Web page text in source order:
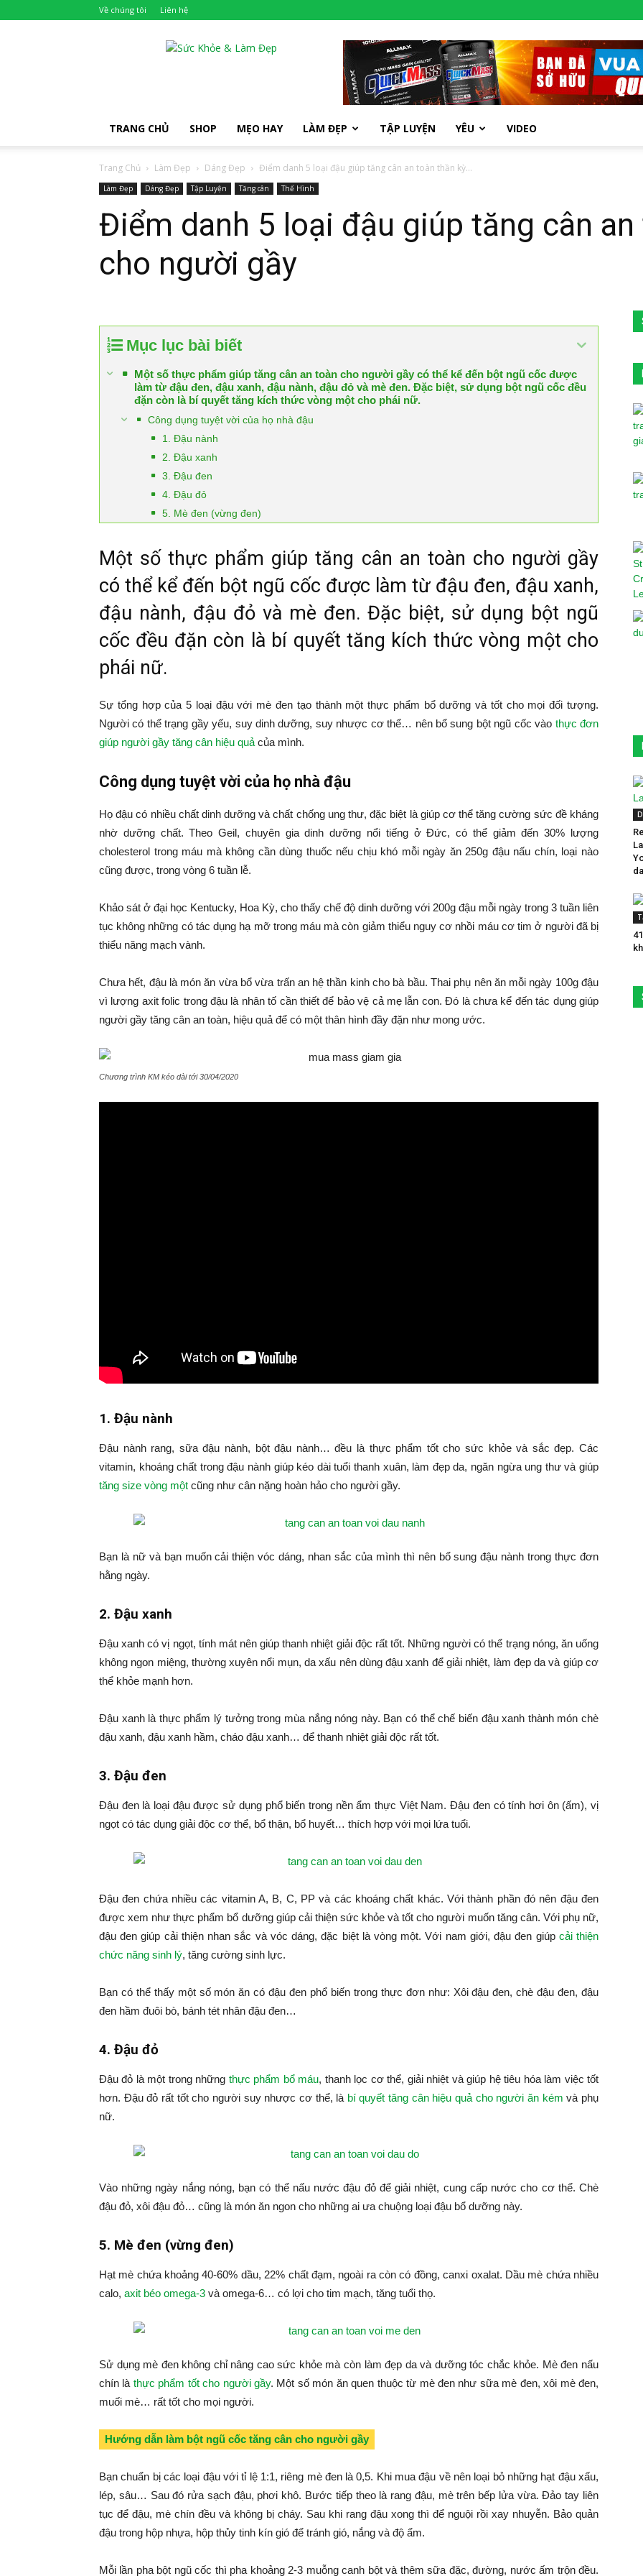
Về chúng tôi Liên hệ
TRANG CHỦ SHOP MẸO HAY LÀM ĐẸP TẬP LUYỆN YÊU VIDEO
Trang Chủ Làm Đẹp Dáng Đẹp Điểm danh 5 loại đậu giúp tăng cân an toàn thần kỳ...
Làm Đẹp Dáng Đẹp Tập Luyện Tăng cân Thể Hình
Điểm danh 5 loại đậu giúp tăng cân
cho người gầy
Mục lục bài biết
Một số thực phẩm giúp tăng cân an toàn cho người gầy có thể kể đến bột ngũ cốc được
làm từ đậu đen, đậu xanh, đậu nành, đậu đỏ và mè đen. Đặc biệt, sử dụng bột ngũ cốc đều
đặn còn là bí quyết tăng kích thức vòng một cho phái nữ.
Công dụng tuyệt vời của họ nhà đậu
1. Đậu nành
2. Đậu xanh
3. Đậu đen
4. Đậu đỏ
5. Mè đen (vừng đen)
Một số thực phẩm giúp tăng cân an toàn cho người gầy
có thể kể đến bột ngũ cốc được làm từ đậu đen, đậu xanh,
đậu nành, đậu đỏ và mè đen. Đặc biệt, sử dụng bột ngũ
cốc đều đặn còn là bí quyết tăng kích thức vòng một cho
phái nữ.
Sự tổng hợp của 5 loại đậu với mè đen tạo thành một thực phẩm bổ dưỡng và tốt cho mọi đối tượng.
Người có thể trạng gầy yếu, suy dinh dưỡng, suy nhược cơ thể… nên bổ sung bột ngũ cốc vào thực đơn
giúp người gầy tăng cân hiệu quả của mình.
Công dụng tuyệt vời của họ nhà đậu
Họ đậu có nhiều chất dinh dưỡng và chất chống ung thư, đặc biệt là giúp cơ thể tăng cường sức đề kháng
nhờ dưỡng chất. Theo Geil, chuyên gia dinh dưỡng nổi tiếng ở Đức, có thể giảm đến 30% lượng
cholesterol trong máu mà không cần dùng thuốc nếu chịu khó mỗi ngày ăn 250g đậu nấu chín, loại nào
cũng được, trong vòng 6 tuần lễ.
Khảo sát ở đại học Kentucky, Hoa Kỳ, cho thấy chế độ dinh dưỡng với 200g đậu mỗi ngày trong 3 tuần liên
tục không những có tác dụng hạ mỡ trong máu mà còn giảm thiểu nguy cơ nhồi máu cơ tim ở người đã bị
thiểu năng mạch vành.
Chưa hết, đậu là món ăn vừa bổ vừa trấn an hệ thần kinh cho bà bầu. Thai phụ nên ăn mỗi ngày 100g đậu
vì lượng axit folic trong đậu là nhân tố cần thiết để bảo vệ cả mẹ lẫn con. Đó là chưa kể đến tác dụng giúp
người gầy tăng cân an toàn, hiệu quả để có một thân hình đầy đặn như mong ước.
Chương trình KM kéo dài tới 30/04/2020
1. Đậu nành
Đậu nành rang, sữa đậu nành, bột đậu nành… đều là thực phẩm tốt cho sức khỏe và sắc đẹp. Các
vitamin, khoáng chất trong đậu nành giúp kéo dài tuổi thanh xuân, làm đẹp da, ngăn ngừa ung thư và giúp
tăng size vòng một cũng như cân nặng hoàn hảo cho người gầy.
Bạn là nữ và bạn muốn cải thiện vóc dáng, nhan sắc của mình thì nên bổ sung đậu nành trong thực đơn
hằng ngày.
2. Đậu xanh
Đậu xanh có vị ngọt, tính mát nên giúp thanh nhiệt giải độc rất tốt. Những người có thể trạng nóng, ăn uống
không ngon miệng, thường xuyên nổi mụn, da xấu nên dùng đậu xanh để giải nhiệt, làm đẹp da và giúp cơ
thể khỏe mạnh hơn.
Đậu xanh là thực phẩm lý tưởng trong mùa nắng nóng này. Bạn có thể chế biến đậu xanh thành món chè
đậu xanh, đậu xanh hầm, cháo đậu xanh… để thanh nhiệt giải độc rất tốt.
3. Đậu đen
Đậu đen là loại đậu được sử dụng phổ biến trong nền ẩm thực Việt Nam. Đậu đen có tính hơi ôn (ấm), vị
ngọt có tác dụng giải độc cơ thể, bổ thận, bổ huyết… thích hợp với mọi lứa tuổi.
Đậu đen chứa nhiều các vitamin A, B, C, PP và các khoáng chất khác. Với thành phần đó nên đậu đen
được xem như thực phẩm bổ dưỡng giúp cải thiện sức khỏe và tốt cho người muốn tăng cân. Với phụ nữ,
đậu đen giúp cải thiện nhan sắc và vóc dáng, đặc biệt là vòng một. Với nam giới, đậu đen giúp cải thiện
chức năng sinh lý, tăng cường sinh lực.
Bạn có thể thấy một số món ăn có đậu đen phổ biến trong thực đơn như: Xôi đậu đen, chè đậu đen, đậu
đen hầm đuôi bò, bánh tét nhân đậu đen…
4. Đậu đỏ
Đậu đỏ là một trong những thực phẩm bổ máu, thanh lọc cơ thể, giải nhiệt và giúp hệ tiêu hóa làm việc tốt
hơn. Đậu đỏ rất tốt cho người suy nhược cơ thể, là bí quyết tăng cân hiệu quả cho người ăn kém và phụ
nữ.
Vào những ngày nắng nóng, bạn có thể nấu nước đậu đỏ để giải nhiệt, cung cấp nước cho cơ thể. Chè
đậu đỏ, xôi đậu đỏ… cũng là món ăn ngon cho những ai ưa chuộng loại đậu bổ dưỡng này.
5. Mè đen (vừng đen)
Hạt mè chứa khoảng 40-60% dầu, 22% chất đạm, ngoài ra còn có đồng, canxi oxalat. Dầu mè chứa nhiều
calo, axit béo omega-3 và omega-6… có lợi cho tim mạch, tăng tuổi thọ.
Sử dụng mè đen không chỉ nâng cao sức khỏe mà còn làm đẹp da và dưỡng tóc chắc khỏe. Mè đen nấu
chín là thực phẩm tốt cho người gầy. Một số món ăn quen thuộc từ mè đen như sữa mè đen, xôi mè đen,
muối mè… rất tốt cho mọi người.
Hướng dẫn làm bột ngũ cốc tăng cân cho người gầy
Bạn chuẩn bị các loại đậu với tỉ lệ 1:1, riêng mè đen là 0,5. Khi mua đậu về nên loại bỏ những hạt đậu xấu,
lép, sâu… Sau đó rửa sạch đậu, phơi khô. Bước tiếp theo là rang đậu, mè trên bếp lửa vừa. Đảo tay liên
tục để đậu, mè chín đều và không bị cháy. Sau khi rang đậu xong thì để nguội rồi xay nhuyễn. Bảo quản
đậu trong hộp nhựa, hộp thủy tinh kín gió để tránh gió, nắng và độ ẩm.
Mỗi lần pha bột ngũ cốc thì pha khoảng 2-3 muỗng canh bột và thêm sữa đặc, đường, nước ấm trộn đều.